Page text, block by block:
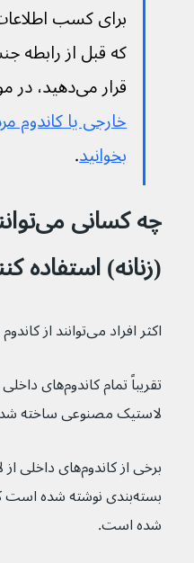
که قبل از رابطه
قرار می‌دهید، در مورد
بخوانید.
چه
(زنانه) استفاده
اکثر افراد می‌توانند از کاندوم زنانه استفاده کنند.
تقریباً تمام
لاستیک مصنوعی ساخته
بسته‌بندی نوشته شده
شده است.